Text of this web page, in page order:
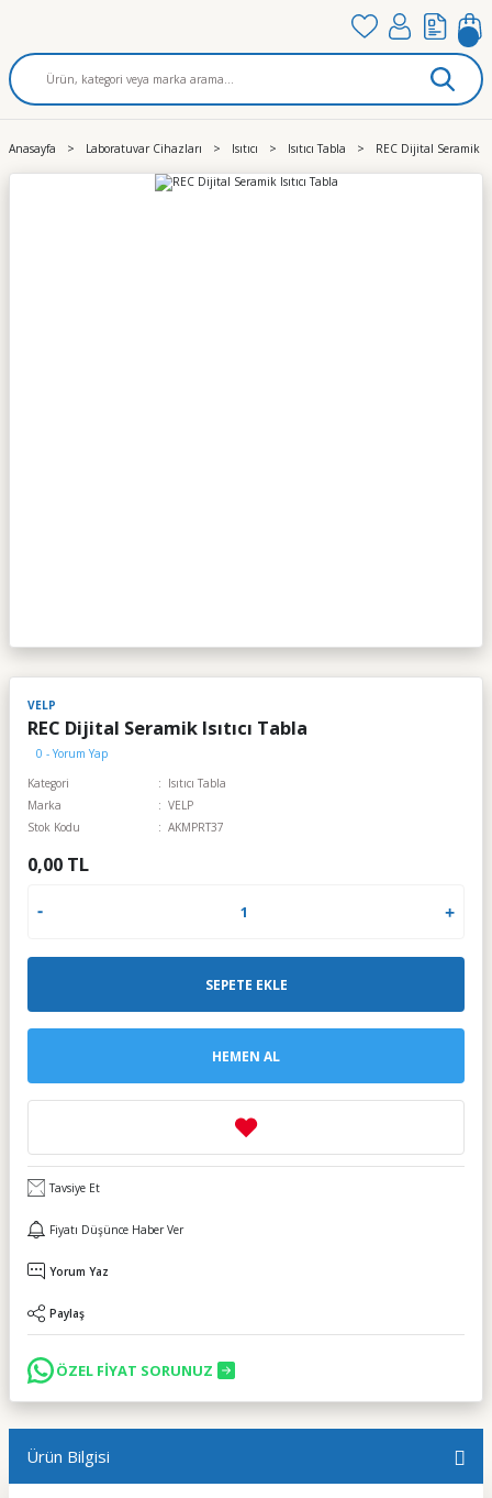
Anasayfa Laboratuvar Cihazları Isıtıcı Isıtıcı Tabla REC Dijital Seramik
VELP
REC Dijital Seramik Isıtıcı Tabla
0 - Yorum Yap
Kategori
Isıtıcı Tabla
Marka
VELP
Stok Kodu
AKMPRT37
0,00 TL
SEPETE EKLE
HEMEN AL
Tavsiye Et
Fiyatı Düşünce Haber Ver
Yorum Yaz
Paylaş
ÖZEL FİYAT SORUNUZ
Ürün Bilgisi